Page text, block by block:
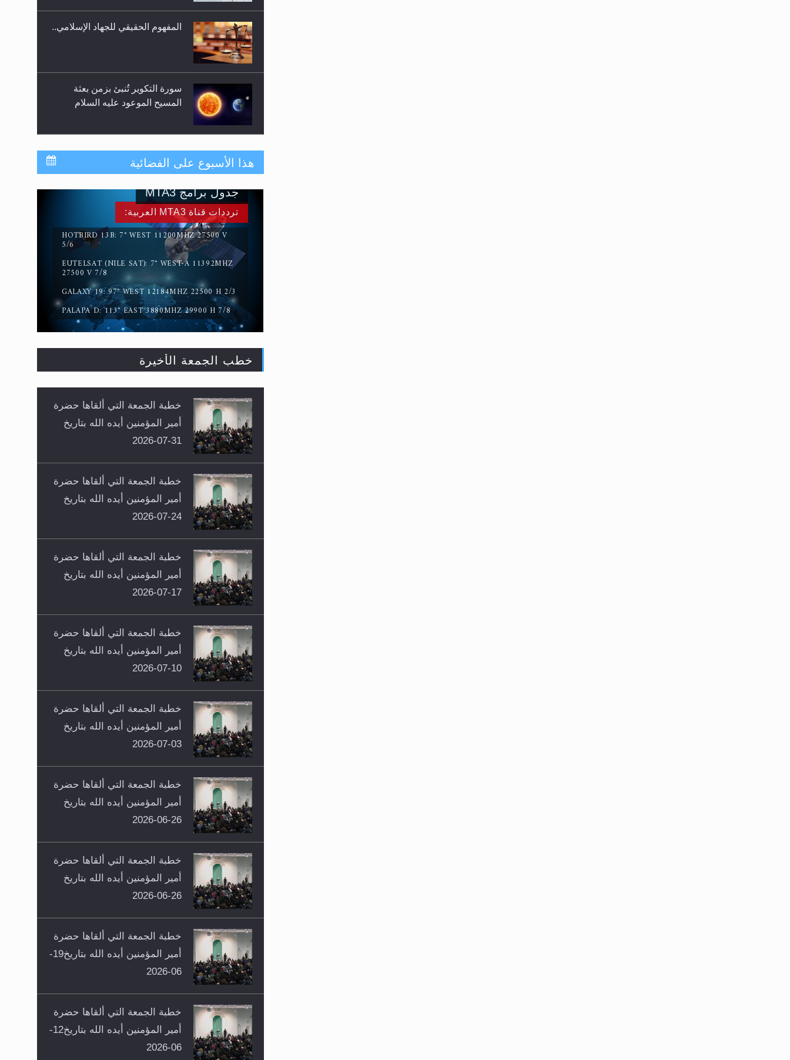
المفهوم الحقيقي للجهاد الإسلامي..
سورة التكوير تُنبئ بزمن بعثة
المسيح الموعود عليه السلام
حقيقة المسيح الدجال
القرآن قاضٍ وحكمٌ على السنة
ومهيمنٌ عليها.. ليس العكس
هذا الأسبوع على الفضائية
ترددات قناة MTA3 العربية:
HOTBIRD 13B: 7° WEST 11200MHZ 27500 V
5/6
EUTELSAT (NILE SAT): 7° WEST-A 11392MHZ
27500 V 7/8
GALAXY 19: 97° WEST 12184MHZ 22500 H 2/3
PALAPA D: 113° EAST 3880MHZ 29900 H 7/8
جدول برامج MTA3
خطب الجمعة الأخيرة
خطبة الجمعة التي ألقاها حضرة
أمير المؤمنين أيده الله بتاريخ
31-07-2026
خطبة الجمعة التي ألقاها حضرة
أمير المؤمنين أيده الله بتاريخ
24-07-2026
خطبة الجمعة التي ألقاها حضرة
أمير المؤمنين أيده الله بتاريخ
17-07-2026
خطبة الجمعة التي ألقاها حضرة
أمير المؤمنين أيده الله بتاريخ
10-07-2026
خطبة الجمعة التي ألقاها حضرة
أمير المؤمنين أيده الله بتاريخ
03-07-2026
خطبة الجمعة التي ألقاها حضرة
أمير المؤمنين أيده الله بتاريخ
26-06-2026
خطبة الجمعة التي ألقاها حضرة
أمير المؤمنين أيده الله بتاريخ
26-06-2026
خطبة الجمعة التي ألقاها حضرة
أمير المؤمنين أيده الله بتاريخ19-
06-2026
خطبة الجمعة التي ألقاها حضرة
أمير المؤمنين أيده الله بتاريخ12-
06-2026